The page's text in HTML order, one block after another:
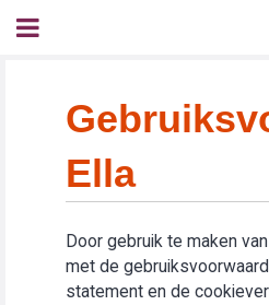
Ella
Door gebruik te maken
met de
statement en de